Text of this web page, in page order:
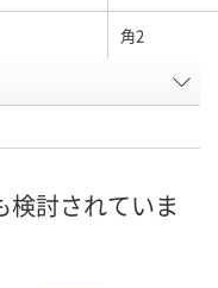
角2
検討されていま